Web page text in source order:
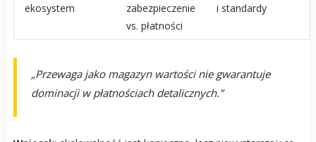
ekosystem
zabezpieczenie
vs. płatności
i standardy
„Przewaga jako magazyn wartości nie gwarantuje
dominacji w płatnościach detalicznych.”